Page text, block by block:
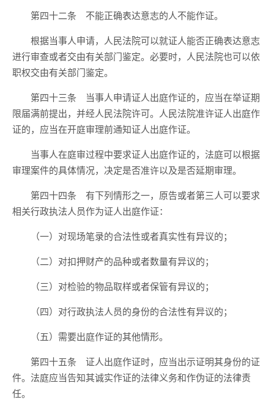
第四十二条 不能正确表达意志的人不能作证。
根据当事人申请，人民法院可以就证人能否正确表达意志
进行审查或者交由有关部门鉴定。必要时，人民法院也可以依
职权交由有关部门鉴定。
第四十三条 当事人申请证人出庭作证的，应当在举证期
限届满前提出，并经人民法院许可。人民法院准许证人出庭作
证的，应当在开庭审理前通知证人出庭作证。
当事人在庭审过程中要求证人出庭作证的，法庭可以根据
审理案件的具体情况，决定是否准许以及是否延期审理。
第四十四条 有下列情形之一，原告或者第三人可以要求
相关行政执法人员作为证人出庭作证：
（一）对现场笔录的合法性或者真实性有异议的；
（二）对扣押财产的品种或者数量有异议的；
（三）对检验的物品取样或者保管有异议的；
（四）对行政执法人员的身份的合法性有异议的；
（五）需要出庭作证的其他情形。
第四十五条 证人出庭作证时，应当出示证明其身份的证
件。法庭应当告知其诚实作证的法律义务和作伪证的法律责
任。